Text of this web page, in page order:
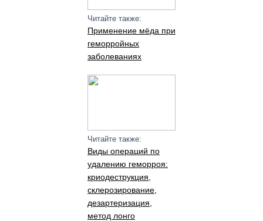
Читайте также:
Применение мёда при
геморройных
заболеваниях
Читайте также:
Виды операций по
удалению геморроя:
криодеструкция,
склерозирование,
дезартеризация,
метод лонго